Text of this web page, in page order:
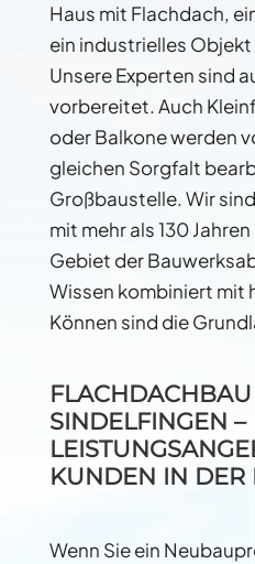
Haus mit Flachdach,
ein industrielles
Unsere Experten sind
vorbereitet. Auch
oder Balkone werden
gleichen Sorgfalt
Großbaustelle. Wir
mit mehr als 130
Gebiet der
Wissen kombiniert mit
Können sind die
SINDELFINGEN –
KUNDEN IN DER
Wenn Sie ein